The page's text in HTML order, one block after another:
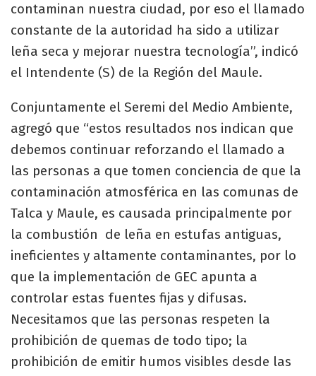
contaminan nuestra ciudad, por eso el llamado
constante de la autoridad ha sido a utilizar
leña seca y mejorar nuestra tecnología”, indicó
el Intendente (S) de la Región del Maule.
Conjuntamente el Seremi del Medio Ambiente,
agregó que “estos resultados nos indican que
debemos continuar reforzando el llamado a
las personas a que tomen conciencia de que la
contaminación atmosférica en las comunas de
Talca y Maule, es causada principalmente por
la combustión de leña en estufas antiguas,
ineficientes y altamente contaminantes, por lo
que la implementación de GEC apunta a
controlar estas fuentes fijas y difusas.
Necesitamos que las personas respeten la
prohibición de quemas de todo tipo; la
prohibición de emitir humos visibles desde las